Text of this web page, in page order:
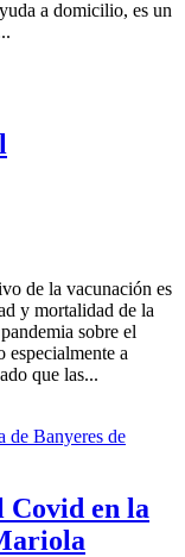
a domicilio, es un
de la vacunación es
y mortalidad de la
sobre el
especialmente a
que las...
Covid en la